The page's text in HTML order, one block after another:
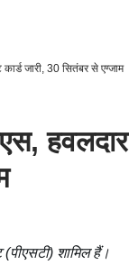
जारी, 30 सितंबर से एग्जाम
हवलदार
(पीएसटी) शामिल हैं।